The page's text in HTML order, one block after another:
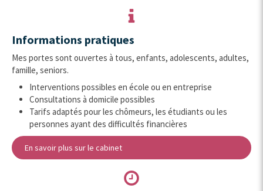
Informations pratiques
Mes portes sont ouvertes à tous, enfants, adolescents, adultes,
famille, seniors.
Interventions possibles en école ou en entreprise
Consultations à domicile possibles
Tarifs adaptés pour les chômeurs, les étudiants ou les
personnes ayant des difficultés financières
En savoir plus sur le cabinet